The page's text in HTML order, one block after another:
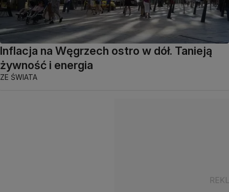
Inflacja na Węgrzech ostro w dół. Tanieją
żywność i energia
ZE ŚWIATA